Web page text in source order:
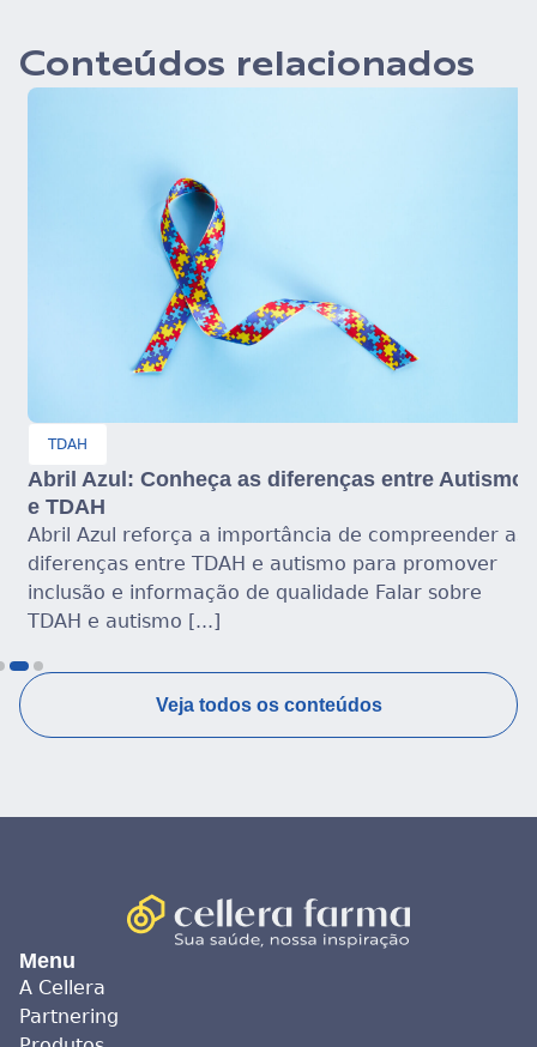
Conteúdos relacionados
TDAH
Abril Azul: Conheça as diferenças entre Autismo
e TDAH
Abril Azul reforça a importância de compreender as
diferenças entre TDAH e autismo para promover
inclusão e informação de qualidade Falar sobre
TDAH e autismo [...]
Veja todos os conteúdos
Menu
A Cellera
Partnering